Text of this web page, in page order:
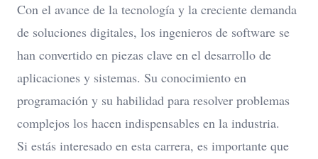
Con el avance de la tecnología y la creciente demanda
de soluciones digitales, los ingenieros de software se
han convertido en piezas clave en el desarrollo de
aplicaciones y sistemas. Su conocimiento en
programación y su habilidad para resolver problemas
complejos los hacen indispensables en la industria.
Si estás interesado en esta carrera, es importante que